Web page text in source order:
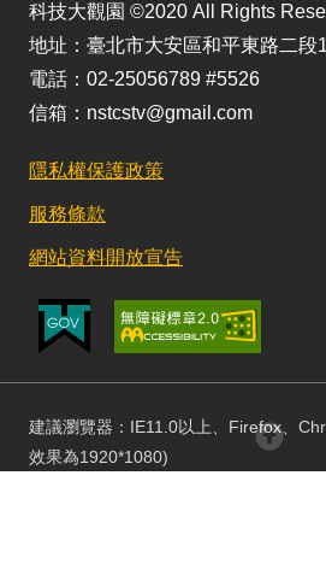
科技大觀園 ©2020 All Rights
地址：臺北市大安區和平東路二段
電話：02-25056789 #5526
信箱：nstcstv@gmail.com
隱私權保護政策
服務條款
網站資料開放宣告
建議瀏覽器：IE11.0以上、Firefox、
效果為1920*1080)
回頂